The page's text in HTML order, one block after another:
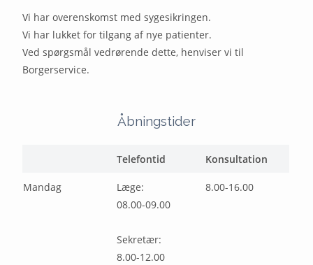
Vi har overenskomst med sygesikringen.
Vi har lukket for tilgang af nye patienter.
Ved spørgsmål vedrørende dette, henviser vi til
Borgerservice.
Åbningstider
Telefontid Konsultation
Mandag
Læge:
08.00-09.00
Sekretær:
8.00-12.00
8.00-16.00